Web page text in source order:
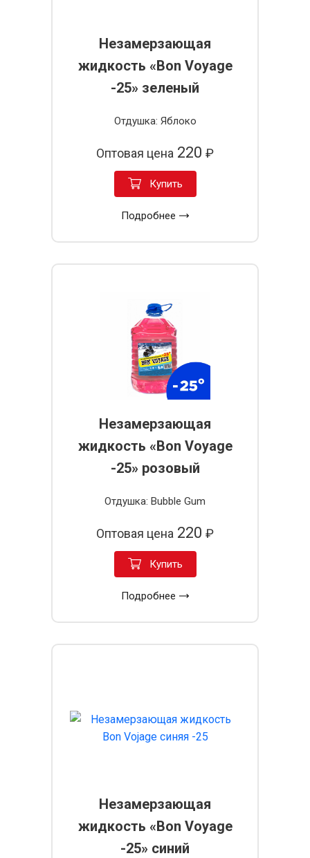
Незамерзающая
жидкость «Bon Voyage
-25» зеленый
Отдушка: Яблоко
Оптовая цена 220 ₽
Купить
Подробнее
Незамерзающая
жидкость «Bon Voyage
-25» розовый
Отдушка: Bubble Gum
Оптовая цена 220 ₽
Купить
Подробнее
Незамерзающая
жидкость «Bon Voyage
-25» синий